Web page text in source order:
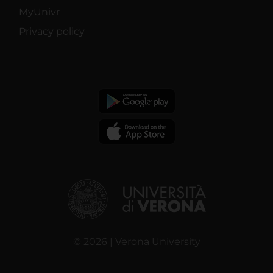
MyUnivr
Privacy policy
© 2026 | Verona University